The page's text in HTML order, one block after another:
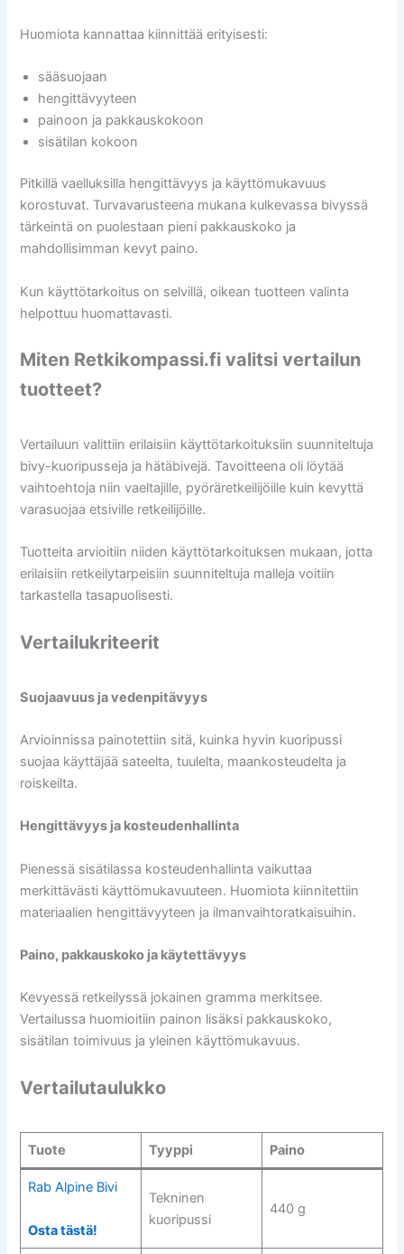
Huomiota kannattaa kiinnittää erityisesti:
sääsuojaan
hengittävyyteen
painoon ja pakkauskokoon
sisätilan kokoon
Pitkillä vaelluksilla hengittävyys ja käyttömukavuus
korostuvat. Turvavarusteena mukana kulkevassa bivyssä
tärkeintä on puolestaan pieni pakkauskoko ja
mahdollisimman kevyt paino.
Kun käyttötarkoitus on selvillä, oikean tuotteen valinta
helpottuu huomattavasti.
Miten Retkikompassi.fi valitsi vertailun
tuotteet?
Vertailuun valittiin erilaisiin käyttötarkoituksiin suunniteltuja
bivy-kuoripusseja ja hätäbivejä. Tavoitteena oli löytää
vaihtoehtoja niin vaeltajille, pyöräretkeilijöille kuin kevyttä
varasuojaa etsiville retkeilijöille.
Tuotteita arvioitiin niiden käyttötarkoituksen mukaan, jotta
erilaisiin retkeilytarpeisiin suunniteltuja malleja voitiin
tarkastella tasapuolisesti.
Vertailukriteerit
Suojaavuus ja vedenpitävyys
Arvioinnissa painotettiin sitä, kuinka hyvin kuoripussi
suojaa käyttäjää sateelta, tuulelta, maankosteudelta ja
roiskeilta.
Hengittävyys ja kosteudenhallinta
Pienessä sisätilassa kosteudenhallinta vaikuttaa
merkittävästi käyttömukavuuteen. Huomiota kiinnitettiin
materiaalien hengittävyyteen ja ilmanvaihtoratkaisuihin.
Paino, pakkauskoko ja käytettävyys
Kevyessä retkeilyssä jokainen gramma merkitsee.
Vertailussa huomioitiin painon lisäksi pakkauskoko,
sisätilan toimivuus ja yleinen käyttömukavuus.
Vertailutaulukko
Tuote Tyyppi Paino
Rab Alpine Bivi
Osta tästä!
Tekninen
kuoripussi
440 g